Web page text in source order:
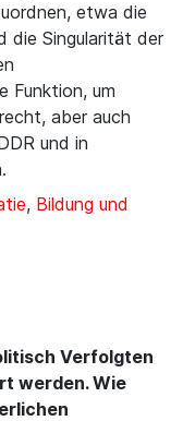
etwa die
die Singularität der
Funktion, um
aber auch
und in
, Bildung und
Verfolgten
werden. Wie